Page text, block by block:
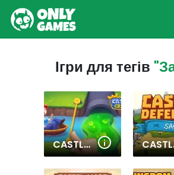
Ігри для тегів
CASTLE CRAFT